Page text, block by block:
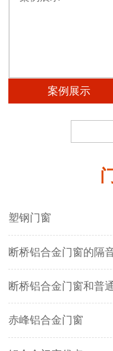
案例展示
塑钢门窗
断桥铝合金门窗的隔
赤峰铝合金门窗